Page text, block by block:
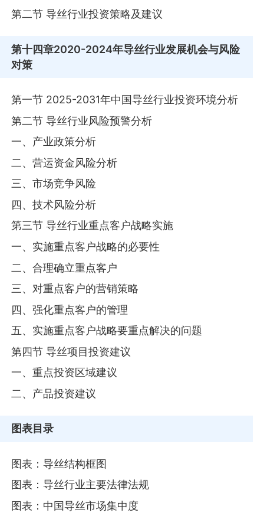
第二节 导丝行业投资策略及建议
第十四章2020-2024年导丝行业发展机会与风险
对策
第一节 2025-2031年中国导丝行业投资环境分析
第二节 导丝行业风险预警分析
一、产业政策分析
二、营运资金风险分析
三、市场竞争风险
四、技术风险分析
第三节 导丝行业重点客户战略实施
一、实施重点客户战略的必要性
二、合理确立重点客户
三、对重点客户的营销策略
四、强化重点客户的管理
五、实施重点客户战略要重点解决的问题
第四节 导丝项目投资建议
一、重点投资区域建议
二、产品投资建议
图表目录
图表：导丝结构框图
图表：导丝行业主要法律法规
图表：中国导丝市场集中度